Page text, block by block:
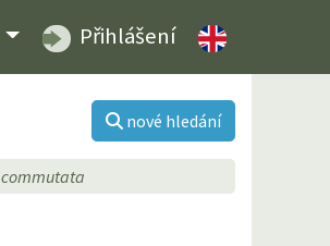
Přihlášení
nové hledání
commutata